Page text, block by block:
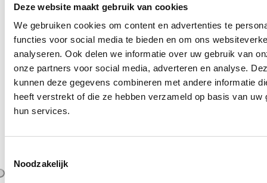
Deze website maakt gebruik van cookies
We gebruiken cookies om content en advertenties te
functies voor social media te bieden en om ons
analyseren. Ook delen we informatie over uw gebruik van
onze partners voor social media, adverteren en analyse.
kunnen deze gegevens combineren met andere informatie
heeft verstrekt of die ze hebben verzameld op basis van uw
hun services.
Noodzakelijk
VOP - voor mantelzorgers
di 18 augustus 2026-12:00-14:00
Buurtkamer VOP, Vlaardingen
Kom lekker genieten en ontmoet andere
mantelzorgers.